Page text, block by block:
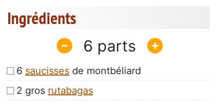
Ingrédients
6
6 saucisses de montbéliard
2 gros rutabagas